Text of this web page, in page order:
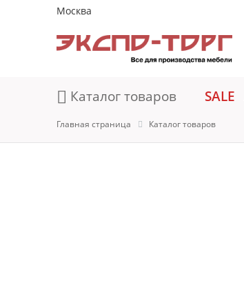
Москва
Каталог товаров SALE
Главная страница Каталог товаров